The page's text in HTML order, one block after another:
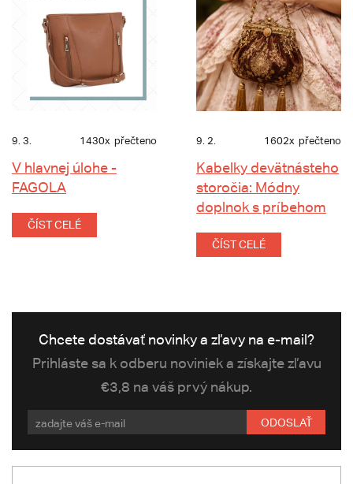
9. 3. 1430x přečteno
V hlavnej úlohe -
FAGOLA
ČÍST CELÉ
9. 2. 1602x přečteno
Kabelky devätnásteho
storočia: Módny
doplnok s príbehom
ČÍST CELÉ
Chcete dostávať novinky a zľavy na e-mail?
Prihláste sa k odberu noviniek a získajte zľavu
€3,8 na váš prvý nákup.
ODOSLAŤ